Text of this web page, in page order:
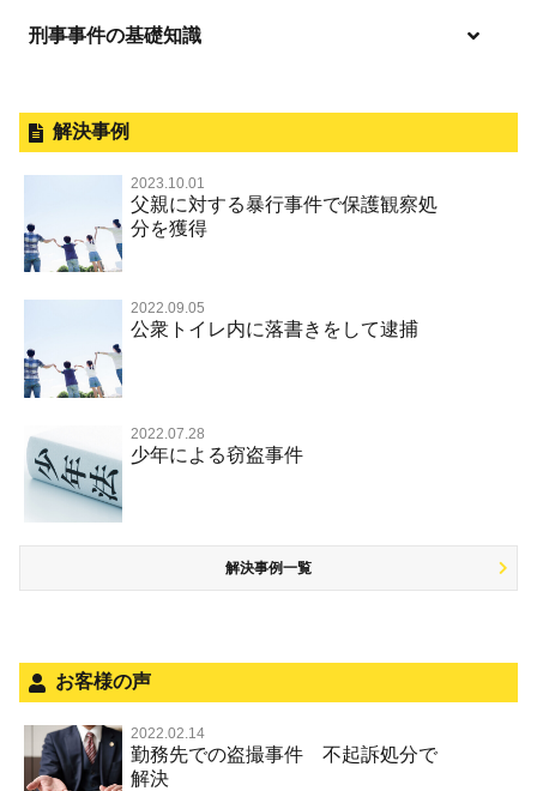
無実・無罪を証明してほしい
示談で解決してほしい
執行猶予にしてほしい
事件のことを秘密にしたい
被害届・告訴・告発されたら
事件別－暴力事件
過失致死・過失傷害
器物損壊
脅迫・強要
業務妨害罪
公務執行妨害罪
逮捕・監禁
暴行・傷害
略取・誘拐・人身売買
性犯罪 TOP
淫行・援助交際（児童買春、淫行条例、児童福祉法違反）
不同意性交等罪（旧 強制性交等罪，準強制性交等罪），
監護者性交等罪
不同意わいせつ（旧 強制わいせつ，準強制わいせつ）
公然わいせつ罪，わいせつ物頒布等罪，淫行勧誘罪
児童ポルノ リベンジポルノ
盗撮，のぞき行為
事件別－財産犯
財産犯 TOP
横領 背任
窃盗罪
恐喝
盗品売買・譲り受け等
事件別－薬物事件
薬物事件 TOP
覚せい剤
危険ドラッグ
大麻
麻薬及び向精神薬
事件別－交通違反・交通事故
交通違反・交通事故 TOP
交通事故 交通違反と刑事事件
自転車事故
人身事故・死亡事故
無免許運転
その他 TOP
児童虐待・保護責任者遺棄
住居侵入等
銃刀法違反
ストーカー事件
不正競争防止法
風営法・風適法違反
文書偽造・偽造文書行使
刑事事件の基礎知識
刑事裁判の概要・手続
公務員の逮捕・刑事事件
控訴・上告
国選弁護士と私選弁護士の違い
司法取引・刑事免責
取調べの注意点
少年事件の手続と特色
少年事件の処分
被害届・告訴・告発の不安や悩み
面会・差し入れ
解決事例
2023.10.01
父親に対する暴行事件で保護観察処
分を獲得
2022.09.05
公衆トイレ内に落書きをして逮捕
2022.07.28
少年による窃盗事件
解決事例一覧
お客様の声
2022.02.14
勤務先での盗撮事件 不起訴処分で
解決